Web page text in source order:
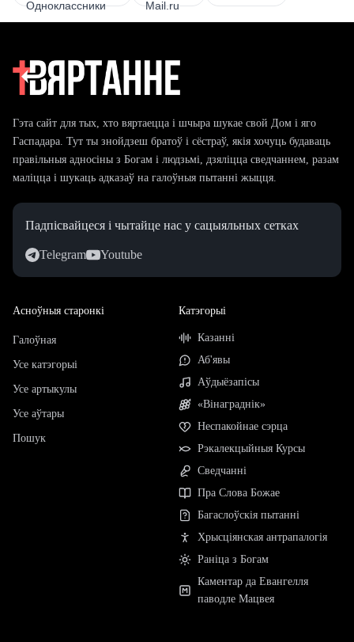
Гэта сайт для тых, хто вяртаецца і шчыра шукае свой Дом і яго
Гаспадара. Тут ты знойдзеш братоў і сёстраў, якія хочуць будаваць
правільныя адносіны з Богам і людзьмі, дзяліцца сведчаннем, разам
маліцца і шукаць адказаў на галоўныя пытанні жыцця.
Падпісвайцеся і чытайце нас у сацыяльных сетках
Telegram Youtube
Асноўныя старонкі
Галоўная
Усе катэгорыі
Усе артыкулы
Усе аўтары
Пошук
Катэгорыі
Казанні
Аб'явы
Аўдыёзапісы
«Вінаграднік»
Неспакойнае сэрца
Рэкалекцыйныя Курсы
Сведчанні
Пра Слова Божае
Багаслоўскія пытанні
Хрысціянская антрапалогія
Раніца з Богам
Каментар да Евангелля
паводле Мацвея